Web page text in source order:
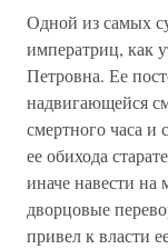
Одной из самых
императриц, как
Петровна. Ее
надвигающейся
смертного часа и
ее обихода
иначе навести
дворцовые
привел к власти